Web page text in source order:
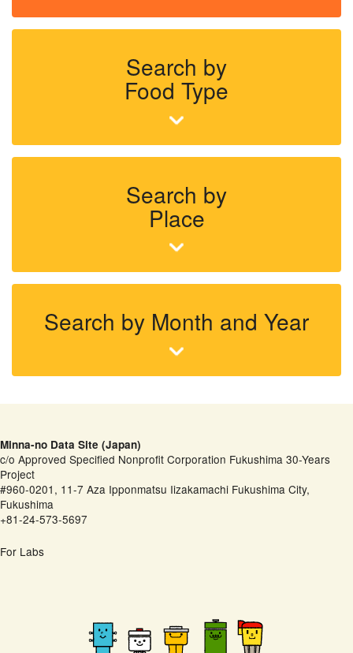
Search by
Food Type
Search by
Place
Search by Month and Year
Minna-no Data Site (Japan)
c/o Approved Specified Nonprofit Corporation Fukushima 30-Years
Project
#960-0201, 11-7 Aza Ipponmatsu Iizakamachi Fukushima City,
Fukushima
+81-24-573-5697
For Labs